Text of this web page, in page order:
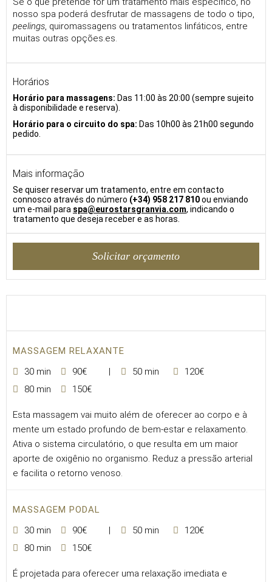
nosso spa poderá desfrutar de massagens de todo o tipo,
peelings, quiromassagens ou tratamentos linfáticos, entre
muitas outras opções.es.
Horários
Horário para massagens: Das 11:00 às 20:00 (sempre sujeito
à disponibilidade e reserva).
Horário para o circuito do spa: Das 10h00 às 21h00 segundo
pedido.
Mais informação
Se quiser reservar um tratamento, entre em contacto
connosco através do número (+34) 958 217 810ou enviando
um e-mail para spa@eurostarsgranvia.com, indicando o
tratamento que deseja receber e as horas.
Solicitar orçamento
MASSAGEM RELAXANTE
30 min
90€ 50 min
120€
80 min
150€
Esta massagem vai muito além de oferecer ao corpo e à
mente um estado profundo de bem-estar e relaxamento.
Ativa o sistema circulatório, o que resulta em um maior
aporte de oxigênio no organismo. Reduz a pressão arterial
e facilita o retorno venoso.
MASSAGEM PODAL
30 min
90€ 50 min
120€
80 min
150€
É projetada para oferecer uma relaxação imediata e